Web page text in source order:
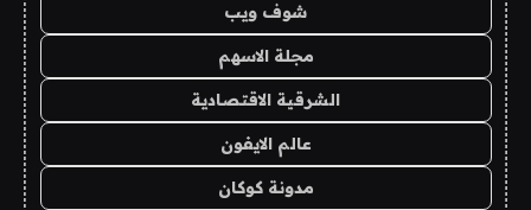
شوف ويب
مجلة الاسهم
الشرقية الاقتصادية
عالم الايفون
مدونة كوكان